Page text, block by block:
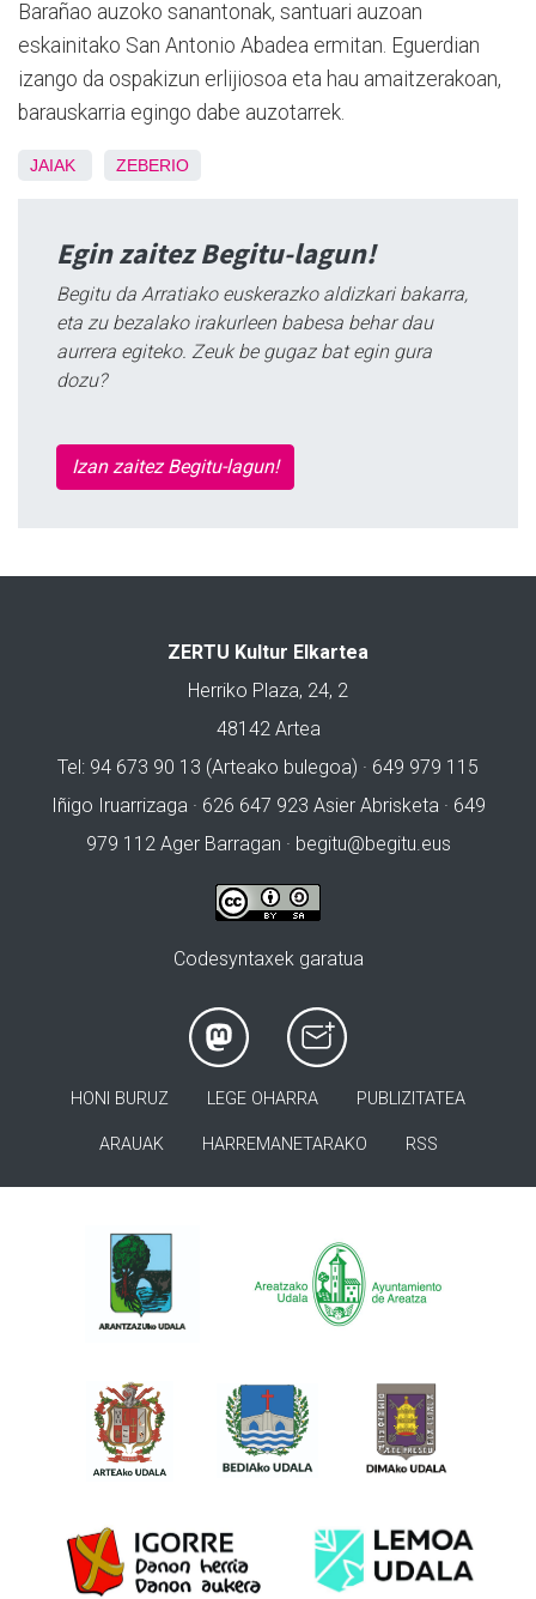
Barañao auzoko sanantonak, santuari auzoan
eskainitako San Antonio Abadea ermitan. Eguerdian
izango da ospakizun erlijiosoa eta hau amaitzerakoan,
barauskarria egingo dabe auzotarrek.
JAIAK ZEBERIO
Egin zaitez Begitu-lagun!
Begitu da Arratiako euskerazko aldizkari bakarra,
eta zu bezalako irakurleen babesa behar dau
aurrera egiteko. Zeuk be gugaz bat egin gura
dozu?
Izan zaitez Begitu-lagun!
ZERTU Kultur Elkartea
Herriko Plaza, 24, 2
48142 Artea
Tel: 94 673 90 13 (Arteako bulegoa) · 649 979 115
Iñigo Iruarrizaga · 626 647 923 Asier Abrisketa · 649
979 112 Ager Barragan · begitu@begitu.eus
Codesyntaxek garatua
HONI BURUZ LEGE OHARRA PUBLIZITATEA
ARAUAK HARREMANETARAKO RSS